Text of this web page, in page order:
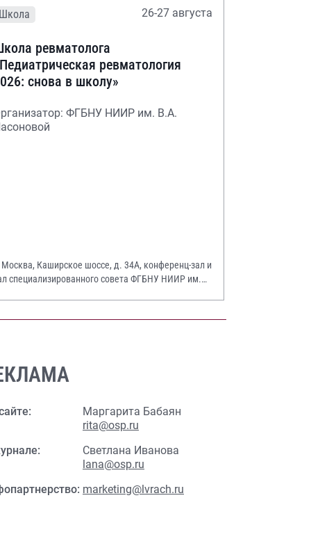
Школа 26-27 августа
ревматолога
ревматология
снова в школу»
ФГБНУ НИИР им. В.А.
Москва, Каширское шоссе, д. 34А, конференц-зал и
специализированного совета ФГБНУ НИИР им.
Маргарита Бабаян
rita@osp.ru
Светлана Иванова
lana@osp.ru
marketing@lvrach.ru